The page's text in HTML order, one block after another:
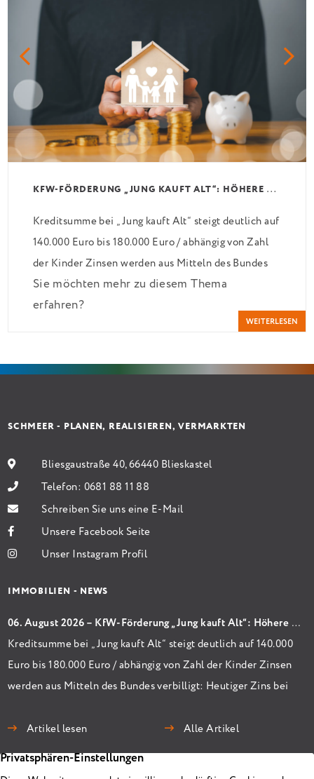
K
FW-FÖRDERUNG „JUNG KAUFT ALT“: HÖHERE KREDITE AB AUGUST 2026
Kreditsumme bei „Jung kauft Alt“ steigt deutlich auf
140.000 Euro bis 180.000 Euro / abhängig von Zahl
der Kinder Zinsen werden aus Mitteln des Bundes
verbilligt: Heutiger Zins bei 0,53 Prozent effektiv
bei 35 Jahren Laufzeit und 10 Jahren Zinsbindung
Antragstellende verpflichten sich zu energetischer
Sanierung in Einzelmaßnahmen […]
Sie möchten mehr zu diesem Thema
erfahren?
WEITERLESEN
SCHMEER - PLANEN, REALISIEREN, VERMARKTEN
Bliesgaustraße 40, 66440 Blieskastel
Telefon: 0681 88 11 88
Schreiben Sie uns eine E-Mail
Unsere Facebook Seite
Unser Instagram Profil
IMMOBILIEN - NEWS
06. August 2026 – KfW-Förderung „Jung kauft Alt“: Höhere Kredite ab August 2026
Kreditsumme bei „Jung kauft Alt“ steigt deutlich auf 140.000
Euro bis 180.000 Euro / abhängig von Zahl der Kinder Zinsen
werden aus Mitteln des Bundes verbilligt: Heutiger Zins bei
Zinsbindung Antragstellende verpflichten sich zu
energetischer Sanierung binnen 54 Monaten nach
Artikel lesen Alle Artikel